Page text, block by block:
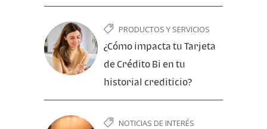
PRODUCTOS Y SERVICIOS
¿Cómo impacta tu Tarjeta
de Crédito Bi en tu
historial crediticio?
NOTICIAS DE INTERÉS